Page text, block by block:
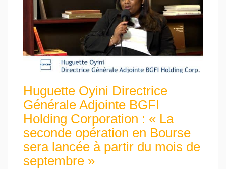
Huguette Oyini Directrice
Générale Adjointe BGFI
Holding Corporation : « La
seconde opération en Bourse
sera lancée à partir du mois de
septembre »